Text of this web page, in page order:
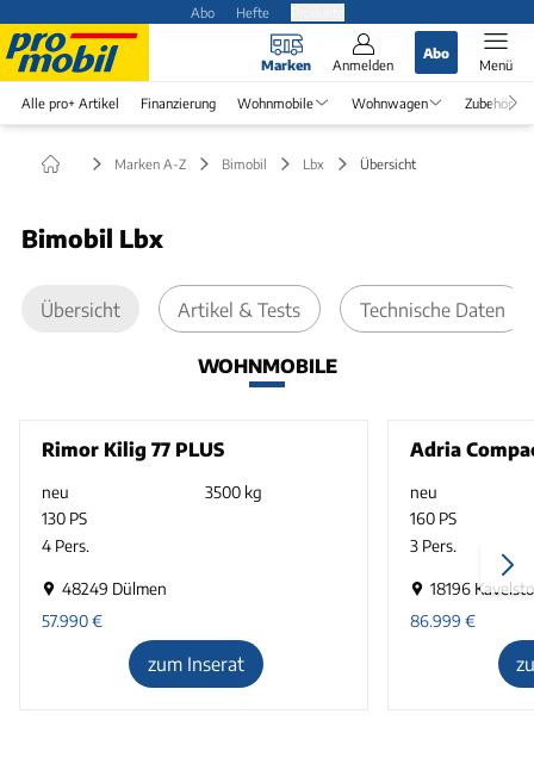
Abo Hefte
Marken Anmelden
Abo
Menü
Alle pro+ Artikel Finanzierung Wohnmobile Wohnwagen Zubehör
Marken A-Z Bimobil Lbx Übersicht
Bimobil Lbx
Übersicht Artikel & Tests Technische Daten
WOHNMOBILE
Rimor Kilig 77 PLUS
neu
3500 kg
130 PS
4 Pers.
48249 Dülmen
57.990€
zum Inserat
Adria
neu
160 PS
3 Pers.
18196
86.999 €